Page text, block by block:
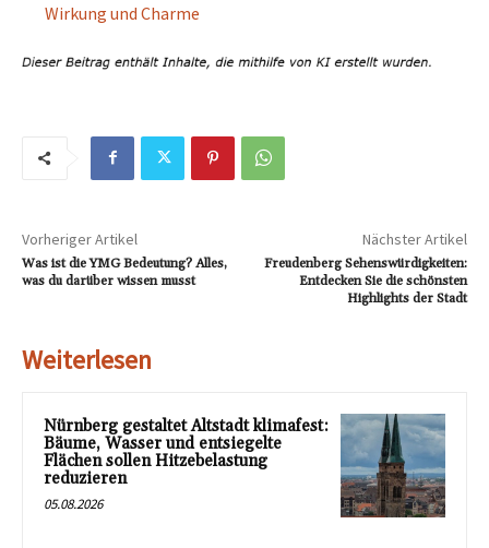
Wirkung und Charme
Vorheriger Artikel
Was ist die YMG Bedeutung? Alles,
was du darüber wissen musst
Nächster Artikel
Freudenberg Sehenswürdigkeiten:
Entdecken Sie die schönsten
Highlights der Stadt
Weiterlesen
Nürnberg gestaltet Altstadt klimafest:
Bäume, Wasser und entsiegelte
Flächen sollen Hitzebelastung
reduzieren
05.08.2026